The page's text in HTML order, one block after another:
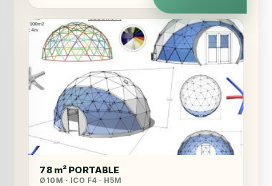
78 m² PORTABLE
Ø10M · ICO F4 · H5M